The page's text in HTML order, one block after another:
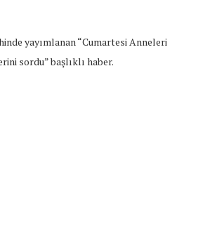
yayımlanan “Cumartesi Anneleri
sordu” başlıklı haber.